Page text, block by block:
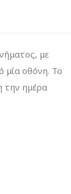
με
μία οθόνη. Το
την ημέρα